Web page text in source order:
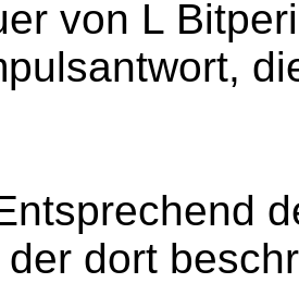
von L
dort